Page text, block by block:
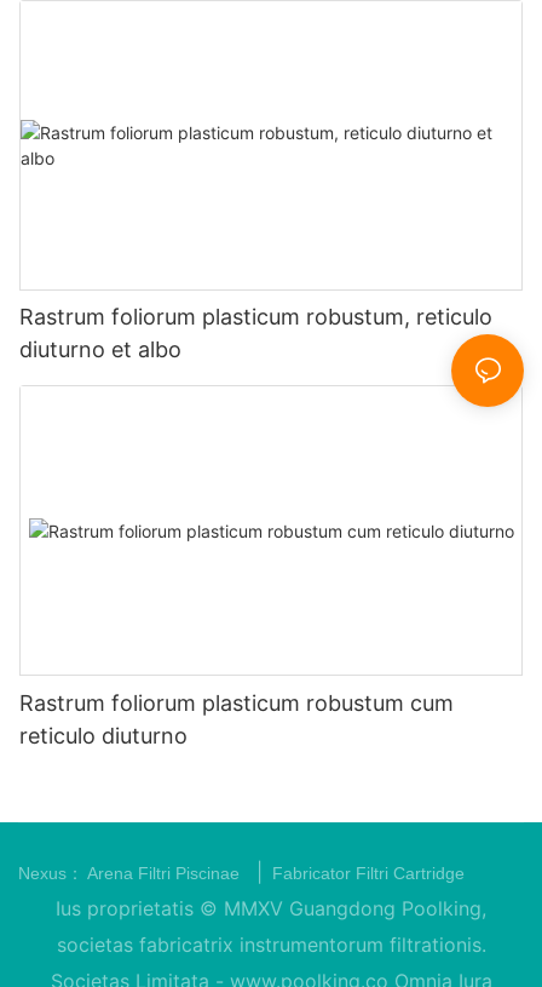
Rastrum foliorum plasticum robustum, reticulo
diuturno et albo
Rastrum foliorum plasticum robustum cum
reticulo diuturno
Nexus： Arena Filtri Piscinae Fabricator Filtri Cartridge
Ius proprietatis © MMXV Guangdong Poolking,
societas fabricatrix instrumentorum filtrationis.
Societas Limitata - www.poolking.co Omnia Iura